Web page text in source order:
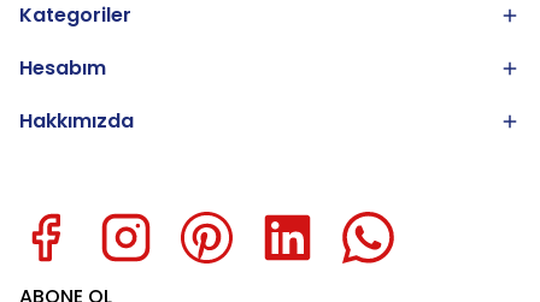
Kategoriler
Hesabım
Hakkımızda